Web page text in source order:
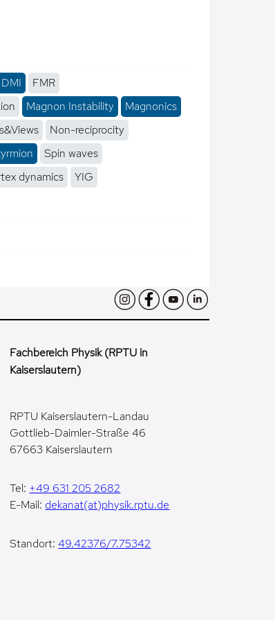
DMI
FMR
Magnon Instability
Magnonics
Non-reciprocity
Spin waves
dynamics
YIG
Fachbereich Physik (RPTU in
Kaiserslautern)
RPTU Kaiserslautern-Landau
Gottlieb-Daimler-Straße 46
67663 Kaiserslautern
Tel: +49 631 205 2682
E-Mail: dekanat(at)physik.rptu.de
Standort:49.42376/7.75342